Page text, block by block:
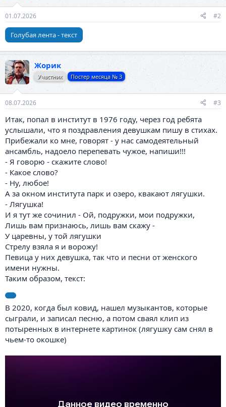
01.07.2026 #2
Голубая лента - текст
Жорик
Участник Постер месяца № 3
08.07.2026 #3
Итак, попал в институт в 1976 году, через год ребята
услышали, что я поздравления девушкам пишу в стихах.
Прибежали ко мне, говорят - у нас самодеятельный
ансамбль, надоело перепевать чужое, напиши!!!
- Я говорю - скажите слово!
- Какое слово?
- Ну, любое!
А за окном института парк и озеро, квакают лягушки.
- Лягушка!
И я тут же сочинил - Ой, подружки, мои подружки,
Лишь вам признаюсь, лишь вам скажу -
У царевны, у той лягушки
Стрелу взяла я и ворожу!
Певица у них девушка, так что и песни от женского
имени нужны.
Таким образом, текст:
В 2020, когда был ковид, нашел музыкантов, которые
сыграли, и записал песню, а потом сваял клип из
потыренных в интернете картинок (лягушку сам снял в
чьем-то окошке)